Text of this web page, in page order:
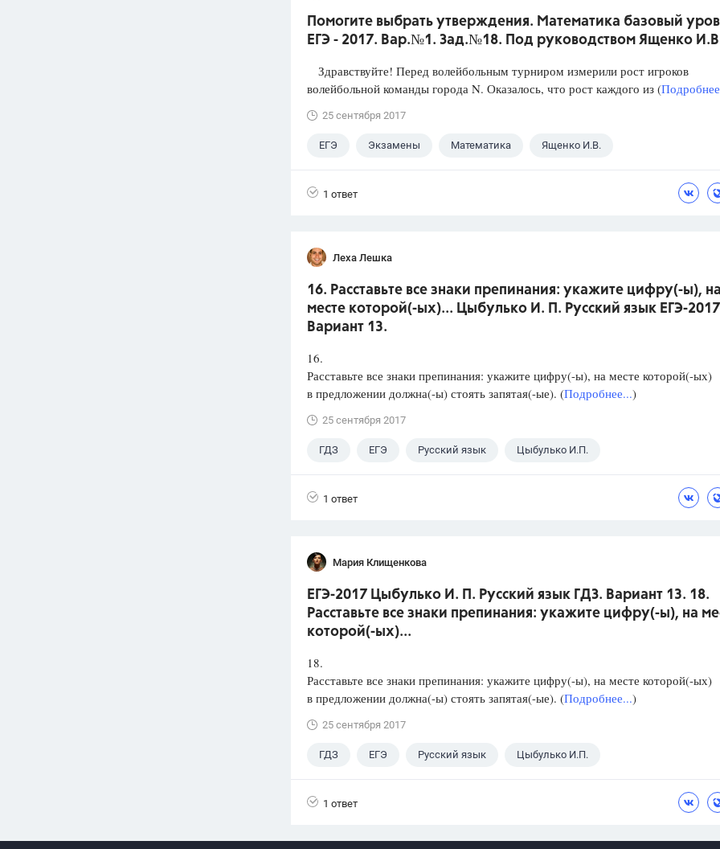
Помогите выбрать утверждения. Математика базовый
ЕГЭ - 2017. Вар.№1. Зад.№18. Под руководством Ященко
Здравствуйте! Перед волейбольным турниром измерили рост игроков
волейбольной команды города N. Оказалось, что рост каждого из (
25 сентября 2017
ЕГЭ Экзамены Математика Ященко И.В.
1 ответ
Леха Лешка
16. Расставьте все знаки препинания: укажите цифру(-ы),
месте которой(-ых)... Цыбулько И. П. Русский язык ЕГЭ-
Вариант 13.
16.
Расставьте все знаки препинания: укажите цифру(-ы), на месте которой(-ых)
в предложении должна(-ы) стоять запятая(-ые). (Подробнее...)
25 сентября 2017
ГДЗ ЕГЭ Русский язык Цыбулько И.П.
1 ответ
Мария Клищенкова
ЕГЭ-2017 Цыбулько И. П. Русский язык ГДЗ. Вариант 13. 18.
Расставьте все знаки препинания: укажите цифру(-ы), на
которой(-ых)...
18.
Расставьте все знаки препинания: укажите цифру(-ы), на месте которой(-ых)
в предложении должна(-ы) стоять запятая(-ые). (Подробнее...)
25 сентября 2017
ГДЗ ЕГЭ Русский язык Цыбулько И.П.
1 ответ